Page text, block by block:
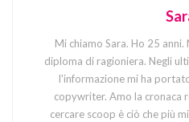
Mi chiamo Sara. Ho 25
diploma di ragioniera. Negli
l'informazione mi ha
copywriter. Amo la cronaca
cercare scoop è ciò che più